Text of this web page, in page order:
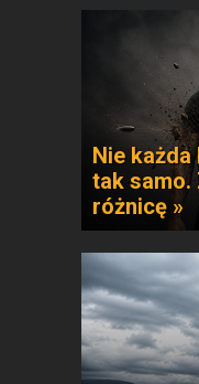
Nie
tak samo.
różnicę »